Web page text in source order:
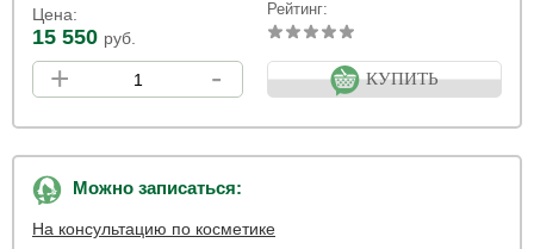
Цена:
15 550 руб.
Рейтинг:
+ - КУПИТЬ
Можно записаться:
На консультацию по косметике